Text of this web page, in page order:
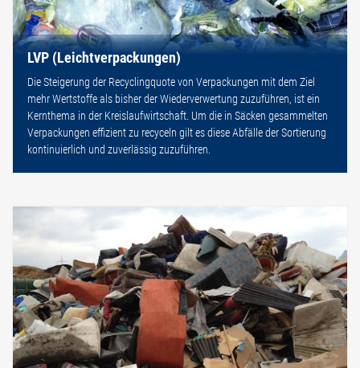
LVP (Leichtverpackungen)
Die Steigerung der Recyclingquote von Verpackungen mit dem Ziel
mehr Wertstoffe als bisher der Wiederverwertung zuzuführen, ist ein
Kernthema in der Kreislaufwirtschaft. Um die in Säcken gesammelten
Verpackungen effizient zu recyceln gilt es diese Abfälle der Sortierung
kontinuierlich und zuverlässig zuzuführen.